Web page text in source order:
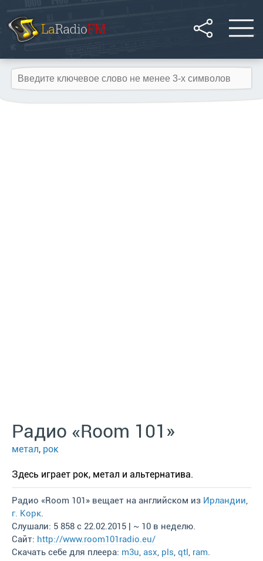
Радио «Room 101»
метал, рок
Здесь играет рок, метал и альтернатива.
Радио «Room 101» вещает на английском из Ирландии,
г. Корк.
Слушали: 5 858 с 22.02.2015 | ~ 10 в неделю.
Сайт: http://www.room101radio.eu/
Скачать себе для плеера: m3u, asx, pls, qtl, ram.